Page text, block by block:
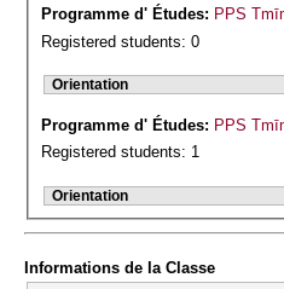
Programme d' Études: PPS
Registered students: 0
Orientation
Programme d' Études: PPS
Registered students: 1
Orientation
Informations de la Classe